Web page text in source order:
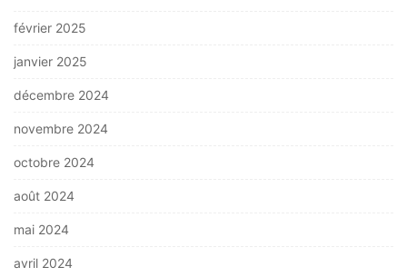
février 2025
janvier 2025
décembre 2024
novembre 2024
octobre 2024
août 2024
mai 2024
avril 2024